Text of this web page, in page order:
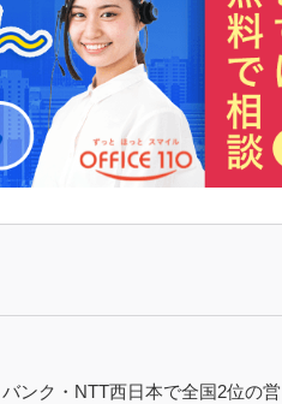
ンク・NTT西日本で全国2位の営